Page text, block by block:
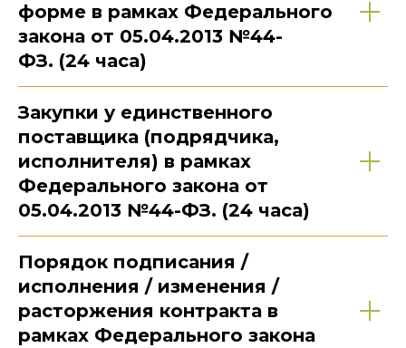
форме в рамках Федерального
закона от 05.04.2013 №44-
ФЗ. (24 часа)
Закупки у единственного
поставщика (подрядчика,
исполнителя) в рамках
Федерального закона от
05.04.2013 №44-ФЗ. (24 часа)
Порядок подписания /
исполнения / изменения /
расторжения контракта в
рамках Федерального закона